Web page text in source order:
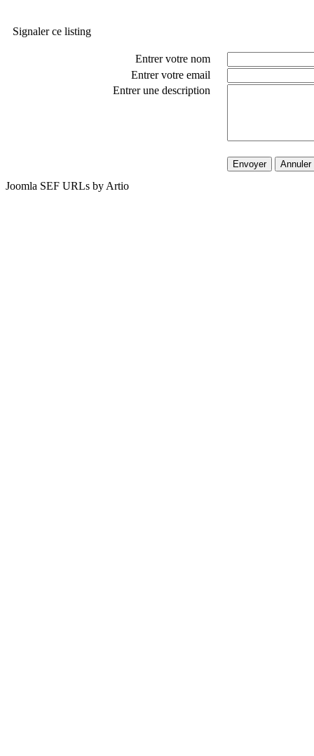
Signaler ce listing
Entrer votre nom
Entrer votre email
Entrer une description
Envoyer Annuler
Joomla SEF URLs by Artio